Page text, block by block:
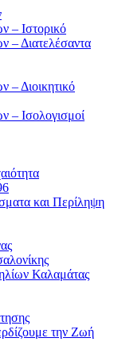
– Ιστορικό
– Διατελέσαντα
– Διοικητικό
– Ισολογισμοί
και Περίληψη
Καλαμάτας
την Ζωή